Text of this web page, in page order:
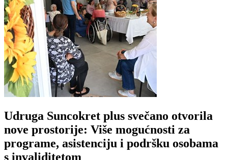
Udruga Suncokret plus svečano otvorila
nove prostorije: Više mogućnosti za
programe, asistenciju i podršku osobama
s invaliditetom